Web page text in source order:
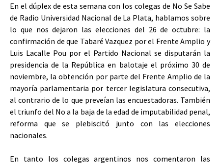
En el dúplex de esta semana con los colegas de No Se Sabe
de Radio Universidad Nacional de La Plata, hablamos sobre
lo que nos dejaron las elecciones del 26 de octubre: la
confirmación de que Tabaré Vazquez por el Frente Amplio y
Luis Lacalle Pou por el Partido Nacional se disputarán la
presidencia de la República en balotaje el próximo 30 de
noviembre, la obtención por parte del Frente Amplio de la
mayoría parlamentaria por tercer legislatura consecutiva,
al contrario de lo que preveían las encuestadoras. También
el triunfo del No a la baja de la edad de imputabilidad penal,
reforma que se plebiscitó junto con las elecciones
nacionales.
En tanto los colegas argentinos nos comentaron las